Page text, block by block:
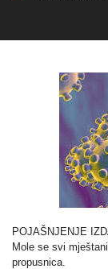
POJAŠNJENJE
Mole se svi
propusnica.